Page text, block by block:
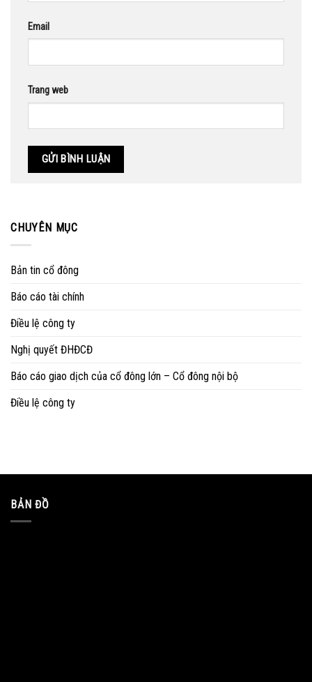
Email
Trang web
CHUYÊN MỤC
Bản tin cổ đông
Báo cáo tài chính
Điều lệ công ty
Nghị quyết ĐHĐCĐ
Báo cáo giao dịch của cổ đông lớn – Cổ đông nội bộ
Điều lệ công ty
BẢN ĐỒ